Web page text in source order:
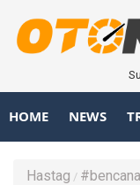
HOME NEWS
Hastag